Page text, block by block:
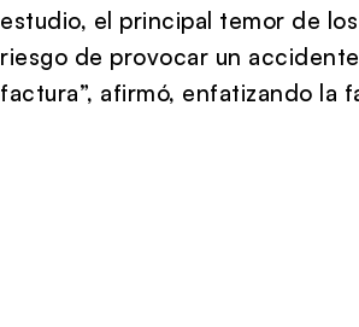
estudio, el principal temor de
riesgo de provocar un
factura”, afirmó, enfatizando la